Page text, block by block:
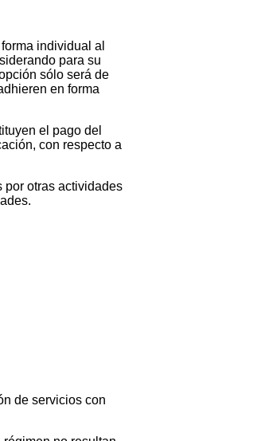
individual al
para su
sólo será de
en forma
el pago del
con respecto a
por otras actividades
de servicios con